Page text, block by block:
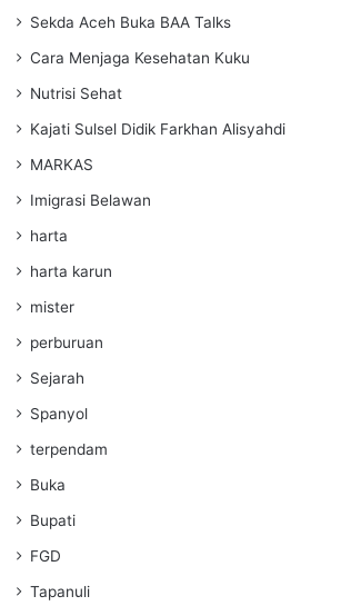
Sekda Aceh Buka BAA Talks
Cara Menjaga Kesehatan Kuku
Nutrisi Sehat
Kajati Sulsel Didik Farkhan Alisyahdi
MARKAS
Imigrasi Belawan
harta
harta karun
mister
perburuan
Sejarah
Spanyol
terpendam
Buka
Bupati
FGD
Tapanuli